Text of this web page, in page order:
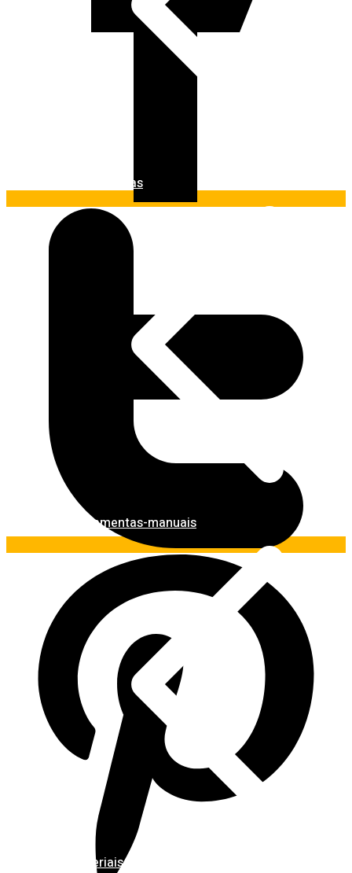
Ferramentas
Ferramentas-manuais
Materiais Básicos